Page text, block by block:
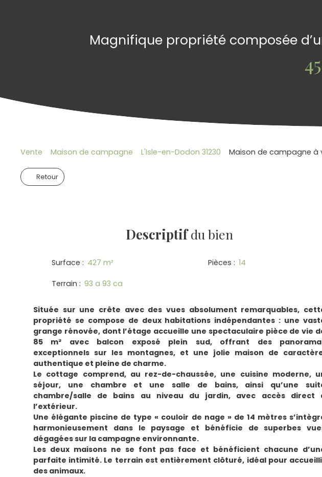
Magnifique propriété composée
Vente Maison de campagne L'Isle-en-Dodon 31230 Maison de campagne à
Retour
Descriptifdu bien
Surface : 427 m² Pièces : 14
Terrain : 93 a 93 ca
Située sur une crête avec des vues absolument remarquables,
propriété se compose de deux habitations indépendantes : une
grange rénovée, dont l’étage accueille une spectaculaire pièce de vie
85 m² avec balcon exposé plein sud, offrant des
exceptionnels sur les montagnes, et une jolie maison de
authentique et pleine de charme.
Le cottage comprend, au rez-de-chaussée, une cuisine moderne,
séjour, une chambre et une salle de bains, ainsi qu’une
chambre/salle de bains au niveau du jardin, avec accès direct
l’extérieur.
Une élégante piscine de type « couloir de nage » de 14 mètres
harmonieusement dans le paysage et bénéficie de superbes
dégagées sur la campagne environnante.
Les deux maisons ne se font pas face et bénéficient chacune
parfaite intimité. Le terrain est entièrement clôturé, idéal pour
des animaux.